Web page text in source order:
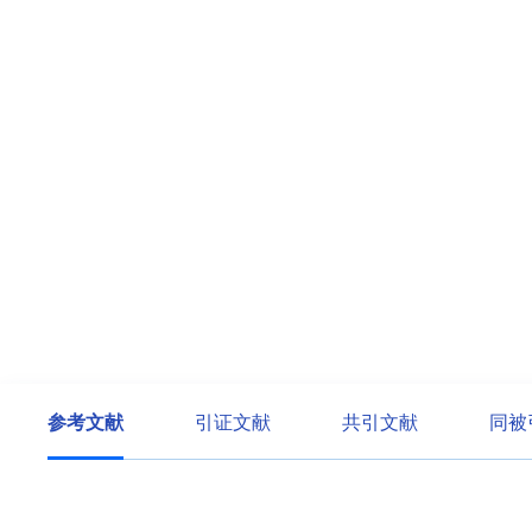
参考文献 引证文献 共引文献 同